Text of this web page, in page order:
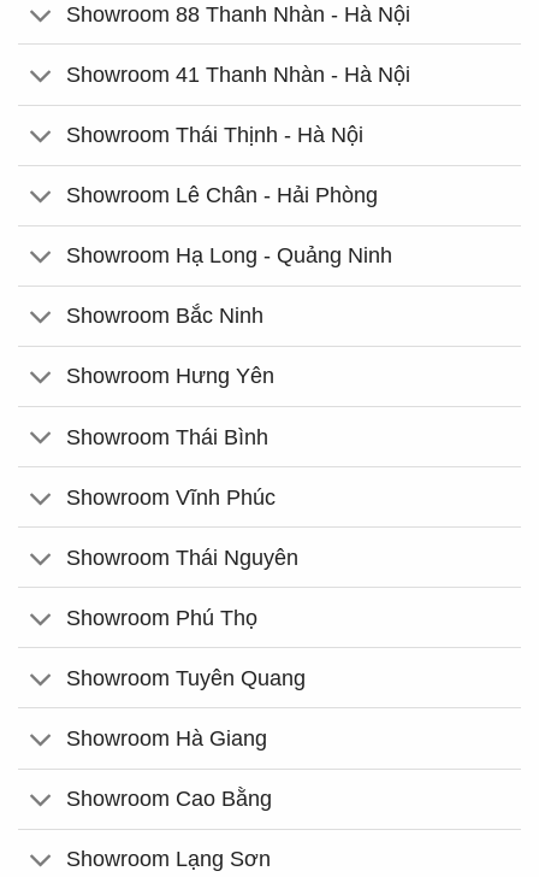
Showroom 88 Thanh Nhàn - Hà Nội
Showroom 41 Thanh Nhàn - Hà Nội
Showroom Thái Thịnh - Hà Nội
Showroom Lê Chân - Hải Phòng
Showroom Hạ Long - Quảng Ninh
Showroom Bắc Ninh
Showroom Hưng Yên
Showroom Thái Bình
Showroom Vĩnh Phúc
Showroom Thái Nguyên
Showroom Phú Thọ
Showroom Tuyên Quang
Showroom Hà Giang
Showroom Cao Bằng
Showroom Lạng Sơn